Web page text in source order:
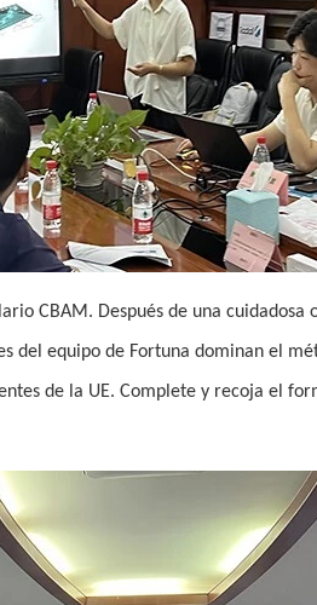
CBAM. Después de una cuidadosa
del equipo de Fortuna dominan el
de la UE. Complete y recoja el